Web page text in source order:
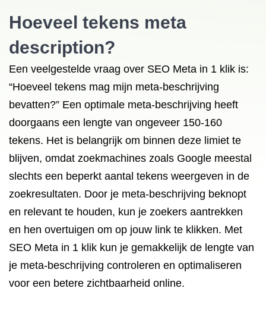
Hoeveel tekens meta
description?
Een veelgestelde vraag over SEO Meta in 1 klik is:
“Hoeveel tekens mag mijn meta-beschrijving
bevatten?” Een optimale meta-beschrijving heeft
doorgaans een lengte van ongeveer 150-160
tekens. Het is belangrijk om binnen deze limiet te
blijven, omdat zoekmachines zoals Google meestal
slechts een beperkt aantal tekens weergeven in de
zoekresultaten. Door je meta-beschrijving beknopt
en relevant te houden, kun je zoekers aantrekken
en hen overtuigen om op jouw link te klikken. Met
SEO Meta in 1 klik kun je gemakkelijk de lengte van
je meta-beschrijving controleren en optimaliseren
voor een betere zichtbaarheid online.